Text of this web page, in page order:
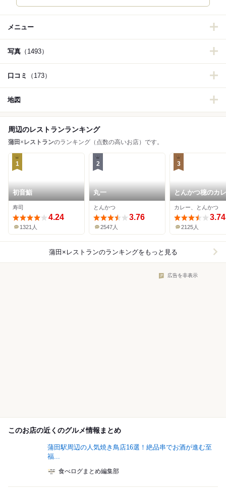
メニュー
写真 （1493）
口コミ （173）
地図
周辺のレストランランキング
蒲田 × レストランのランキング（点数の高いお店）です。
1
初音鮨
寿司
4.24
1321人
2
丸一
とんかつ
3.76
2547人
3
とんかつ檍のカ
いっぺこっぺ 蒲
店
カレー、とんかつ
3.74
2125人
蒲田×レストランのランキングをもっと見る
広告を非表示
このお店の近くのグルメ情報まとめ
蒲田駅周辺の人気焼き鳥店16選！絶品串でお酒が進む至
福...
食べログまとめ編集部